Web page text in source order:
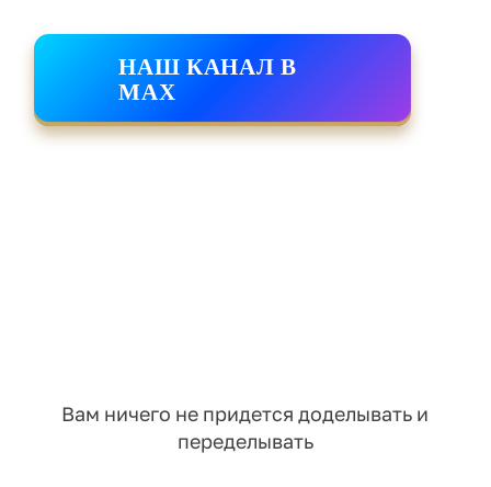
НАШ КАНАЛ В
MAX
Вам ничего не придется доделывать и
переделывать